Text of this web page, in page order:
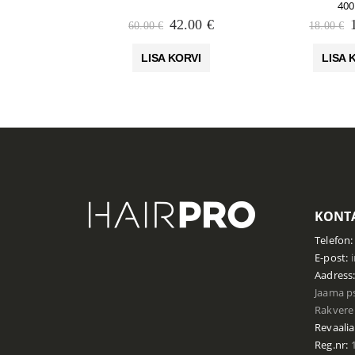
60.00€ Algne
oli:
60.00 €.
42.00 €Praegune
LISA KORVI
18.00€
LISA
Telefon:
E-post:
Aadress:
Jaama
Reg.nr: